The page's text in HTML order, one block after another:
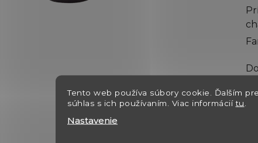
Tento web používa súbory cookie. Ďalším
súhlas s ich používaním. Viac informáciítu
Nastavenie